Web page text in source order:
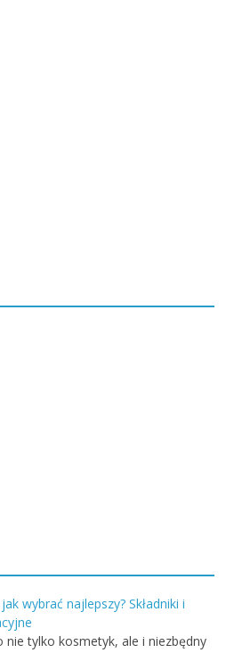
wybrać najlepszy? Składniki i
nie tylko kosmetyk, ale i niezbędny